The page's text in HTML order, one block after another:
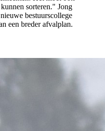
sorteren." Jong
bestuurscollege
een breder afvalplan.